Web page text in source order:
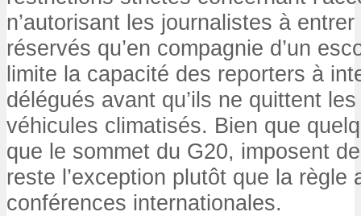
n’autorisant les journalistes à
réservés qu’en compagnie d’un
limite la capacité des reporters à
délégués avant qu’ils ne quittent
véhicules climatisés. Bien que
que le sommet du G20, imposent
reste l’exception plutôt que la règle
conférences internationales.